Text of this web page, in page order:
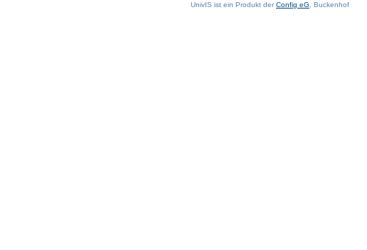
UnivIS ist ein Produkt derConfig eG , Buckenhof